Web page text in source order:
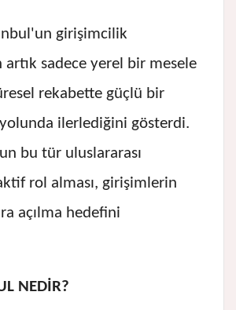
girişimcilik
sadece yerel bir mesele
rekabette güçlü bir
ilerlediğini gösterdi.
bu tür uluslararası
rol alması, girişimlerin
açılma hedefini
NEDİR?